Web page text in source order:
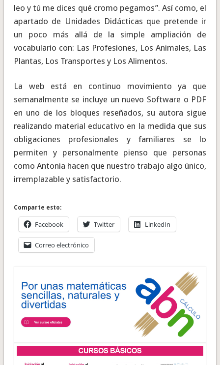
leo y tú me dices qué cromo pegamos”. Así como, el
apartado de Unidades Didácticas que pretende ir
un poco más allá de la simple ampliación de
vocabulario con: Las Profesiones, Los Animales, Las
Plantas, Los Transportes y Los Alimentos.
La web está en continuo movimiento ya que
semanalmente se incluye un nuevo Software o PDF
en uno de los bloques reseñados, su autora sigue
realizando material educativo en la medida que sus
obligaciones profesionales y familiares se lo
permiten y personalmente pienso que personas
como Antonia hacen que nuestro trabajo algo único,
irremplazable y satisfactorio.
Comparte esto:
Facebook Twitter LinkedIn
Correo electrónico